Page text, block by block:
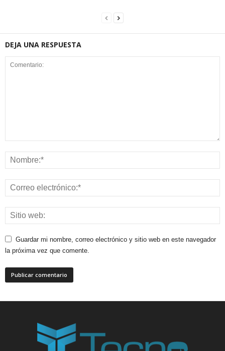
DEJA UNA RESPUESTA
Guardar mi nombre, correo electrónico y sitio web en este navegador
la próxima vez que comente.